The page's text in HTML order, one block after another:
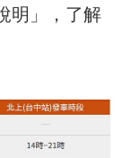
明」，了解